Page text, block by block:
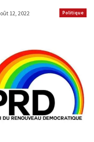
Politique
12, 2022